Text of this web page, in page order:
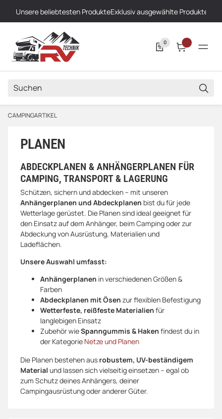
Unsere beliebtesten ProdukteExklusiv ausgewählte Produkte
0
CAMPINGARTIKEL
PLANEN
ABDECKPLANEN & ANHÄNGERPLANEN FÜR
CAMPING, TRANSPORT & LAGERUNG
Schützen, sichern und abdecken – mit unseren
Anhängerplanen und Abdeckplanen bist du für jede
Wetterlage gerüstet. Die Planen sind ideal geeignet für
den Einsatz auf dem Anhänger, beim Camping oder zur
Abdeckung von Ausrüstung, Materialien und
Ladeflächen.
Unsere Auswahl umfasst:
Anhängerplanen in verschiedenen Größen &
Farben
Abdeckplanen mit Ösen zur flexiblen Befestigung
Wetterfeste, reißfeste Materialien für
langlebigen Einsatz
Zubehör wieSpanngummis & Haken findest du in
der Kategorie Netze und Planen
Die Planen bestehen aus robustem, UV-beständigem
Material und lassen sich vielseitig einsetzen – egal ob
zum Schutz deines Anhängers, deiner
Campingausrüstung oder anderer Güter.